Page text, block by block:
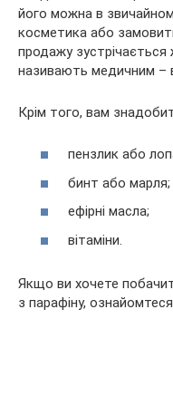
його можна в
косметика або
продажу зустрічається
називають медичним –
Крім того, вам
пензлик або
бинт або марля;
ефірні масла;
вітаміни.
Якщо ви хочете
з парафіну,